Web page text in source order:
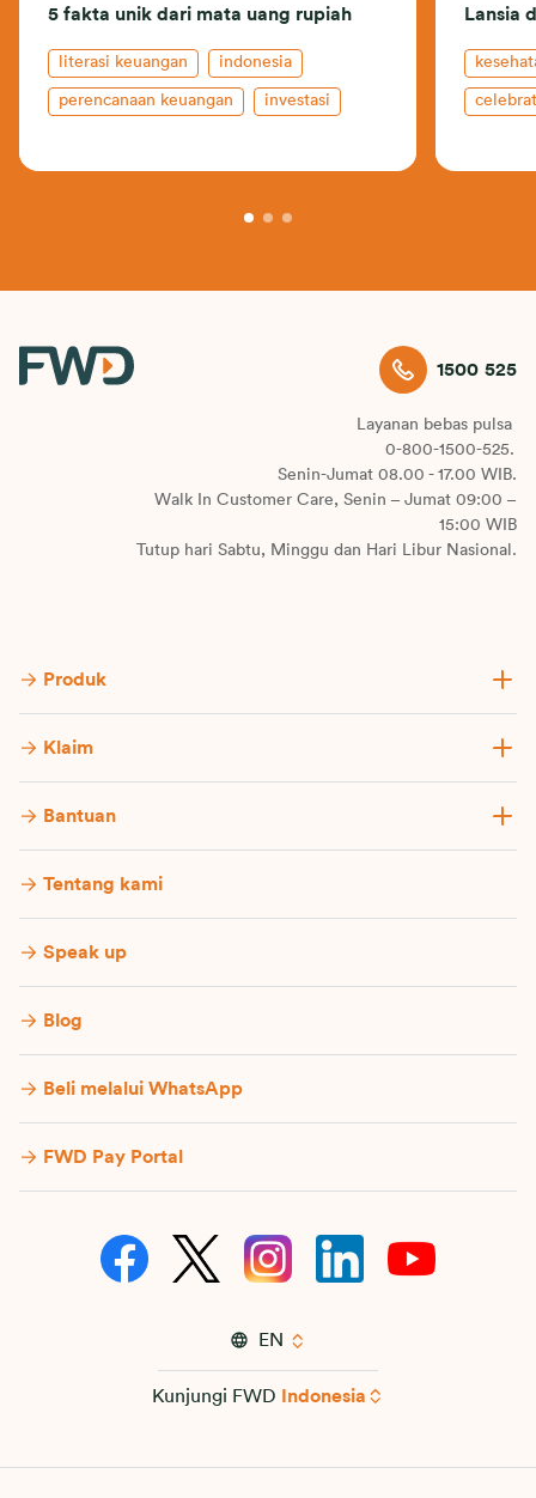
5 fakta unik dari mata uang rupiah
literasi keuangan indonesia
perencanaan keuangan investasi
Lansia
1500 525
Layanan bebas pulsa
0-800-1500-525.
Senin-Jumat 08.00 - 17.00 WIB.
Walk In Customer Care, Senin – Jumat 09:00 –
15:00 WIB
Tutup hari Sabtu, Minggu dan Hari Libur Nasional.
Produk
Klaim
Bantuan
Tentang kami
Speak up
Blog
Beli melalui WhatsApp
FWD Pay Portal
EN
Kunjungi FWD Indonesia